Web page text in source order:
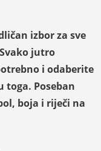
izbor za sve
jutro
i odaberite
toga. Poseban
boja i riječi na